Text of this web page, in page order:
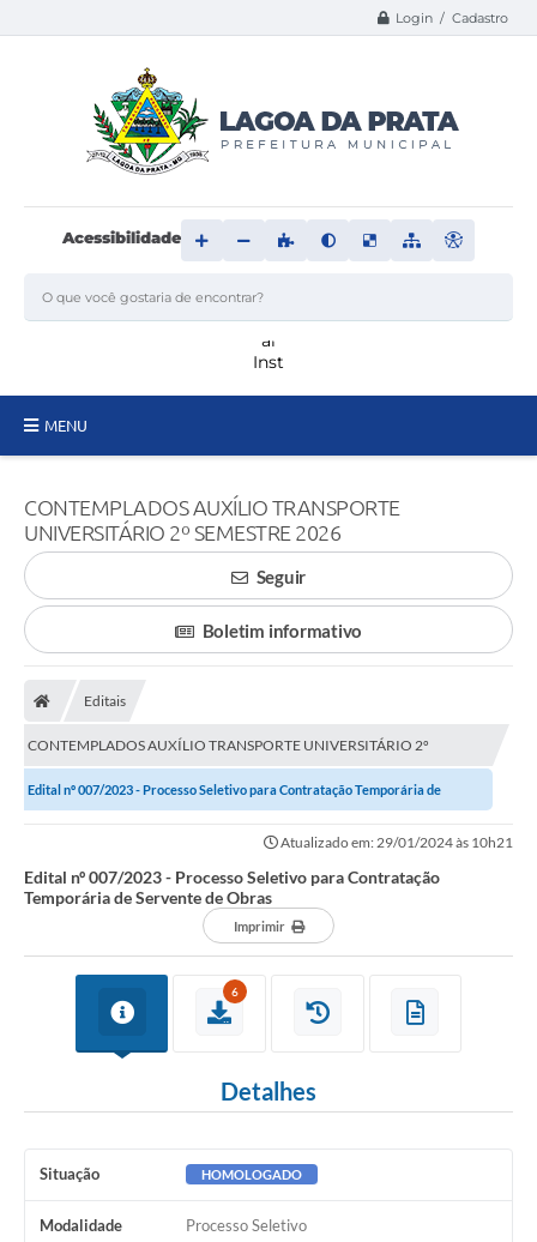
Login / Cadastro
Acessibilidade
MENU
Transparência
Carta de Serviços
Editais
Livro Eletrônico
Covid-19
Sala Mineira do Empreendedor
PAD
CONTEMPLADOS AUXÍLIO TRANSPORTE
UNIVERSITÁRIO 2º SEMESTRE 2026
Seguir
Boletim informativo
Editais
CONTEMPLADOS AUXÍLIO TRANSPORTE UNIVERSITÁRIO 2º
SEMESTRE 2026
Edital nº 007/2023 - Processo Seletivo para Contratação Temporária de
Atualizado em: 29/01/2024 às 10h21
Edital nº 007/2023 - Processo Seletivo para Contratação
Temporária de Servente de Obras
Imprimir
6
Detalhes
Situação HOMOLOGADO
Modalidade Processo Seletivo